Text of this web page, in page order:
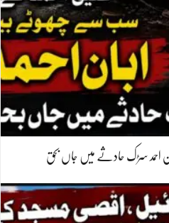
احمد سڑک حادثے میں جاں بحق